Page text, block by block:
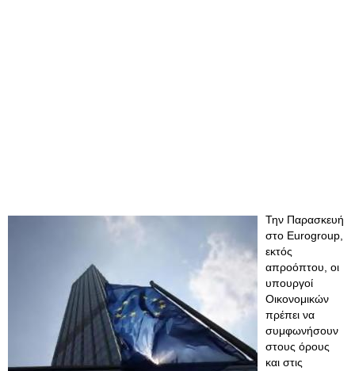
Την Παρασκευή
στο Eurogroup,
εκτός
απροόπτου, οι
υπουργοί
Οικονομικών
πρέπει να
συμφωνήσουν
στους όρους
και στις